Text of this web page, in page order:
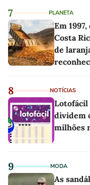
7 PLANETA
Em
Costa
de
8 NOTÍCIAS
Lotofácil
dividem
milhões
9 MODA
As